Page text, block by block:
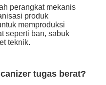
perangkat mekanis
produk
memproduksi
seperti ban, sabuk
teknik.
tugas berat?